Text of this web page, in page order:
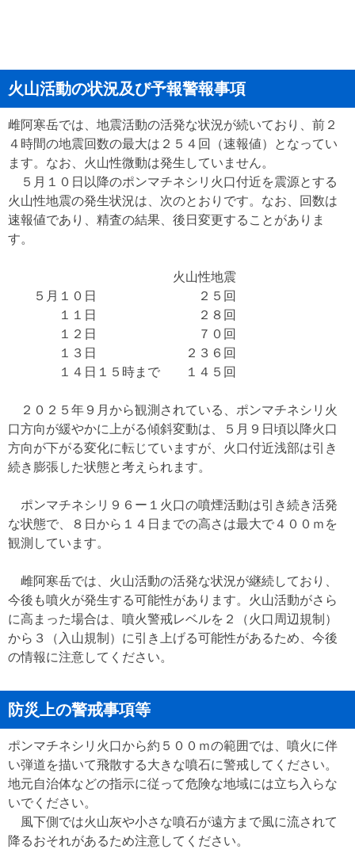
火山活動の状況及び予報警報事項
雌阿寒岳では、地震活動の活発な状況が続いており、前２
４時間の地震回数の最大は２５４回（速報値）となってい
ます。なお、火山性微動は発生していません。
５月１０日以降のポンマチネシリ火口付近を震源とする
火山性地震の発生状況は、次のとおりです。なお、回数は
速報値であり、精査の結果、後日変更することがありま
す。
火山性地震
５月１０日 ２５回
１１日 ２８回
１２日 ７０回
１３日 ２３６回
１４日１５時まで １４５回
２０２５年９月から観測されている、ポンマチネシリ火
口方向が緩やかに上がる傾斜変動は、５月９日頃以降火口
方向が下がる変化に転じていますが、火口付近浅部は引き
続き膨張した状態と考えられます。
ポンマチネシリ９６ー１火口の噴煙活動は引き続き活発
な状態で、８日から１４日までの高さは最大で４００ｍを
観測しています。
雌阿寒岳では、火山活動の活発な状況が継続しており、
今後も噴火が発生する可能性があります。火山活動がさら
に高まった場合は、噴火警戒レベルを２（火口周辺規制）
から３（入山規制）に引き上げる可能性があるため、今後
の情報に注意してください。
防災上の警戒事項等
ポンマチネシリ火口から約５００ｍの範囲では、噴火に伴
い弾道を描いて飛散する大きな噴石に警戒してください。
地元自治体などの指示に従って危険な地域には立ち入らな
いでください。
風下側では火山灰や小さな噴石が遠方まで風に流されて
降るおそれがあるため注意してください。